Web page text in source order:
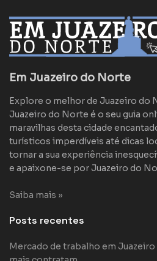
Em Juazeiro do Norte
Explore o melhor de Juazeiro do
Juazeiro do Norte é o seu guia
maravilhas desta cidade
turísticos imperdíveis até dicas
tornar a sua experiência
e apaixone-se por Juazeiro do
Saiba mais »
Posts recentes
Mercado de trabalho em